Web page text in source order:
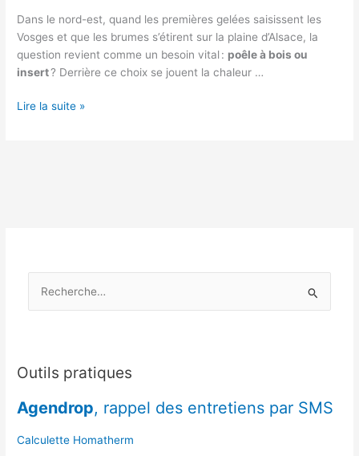
Dans le nord-est, quand les premières gelées saisissent les
Vosges et que les brumes s’étirent sur la plaine d’Alsace, la
question revient comme un besoin vital : poêle à bois ou
insert? Derrière ce choix se jouent la chaleur …
Poêle
?
Lire la suite »
e
c
h
Outils pratiques
Agendrop, rappel des entretiens par SMS
Calculette Homatherm